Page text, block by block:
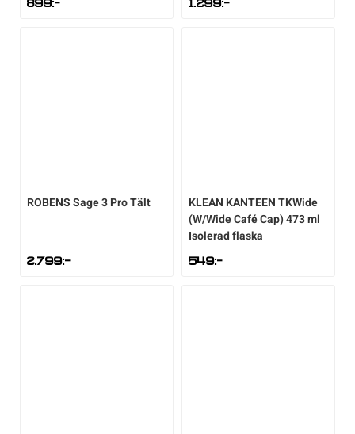
899:- 1.299:-
ROBENSSage 3 Pro Tält
2.799:-
KLEAN KANTEENTKWide
(W/Wide Café Cap) 473 ml
Isolerad flaska
549:-